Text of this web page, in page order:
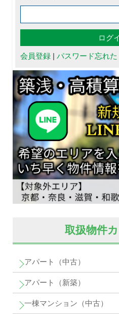
会員登録 | パスワード忘れた
取扱物件
アパート（中古）
アパート（新築）
一棟マンション（中古）